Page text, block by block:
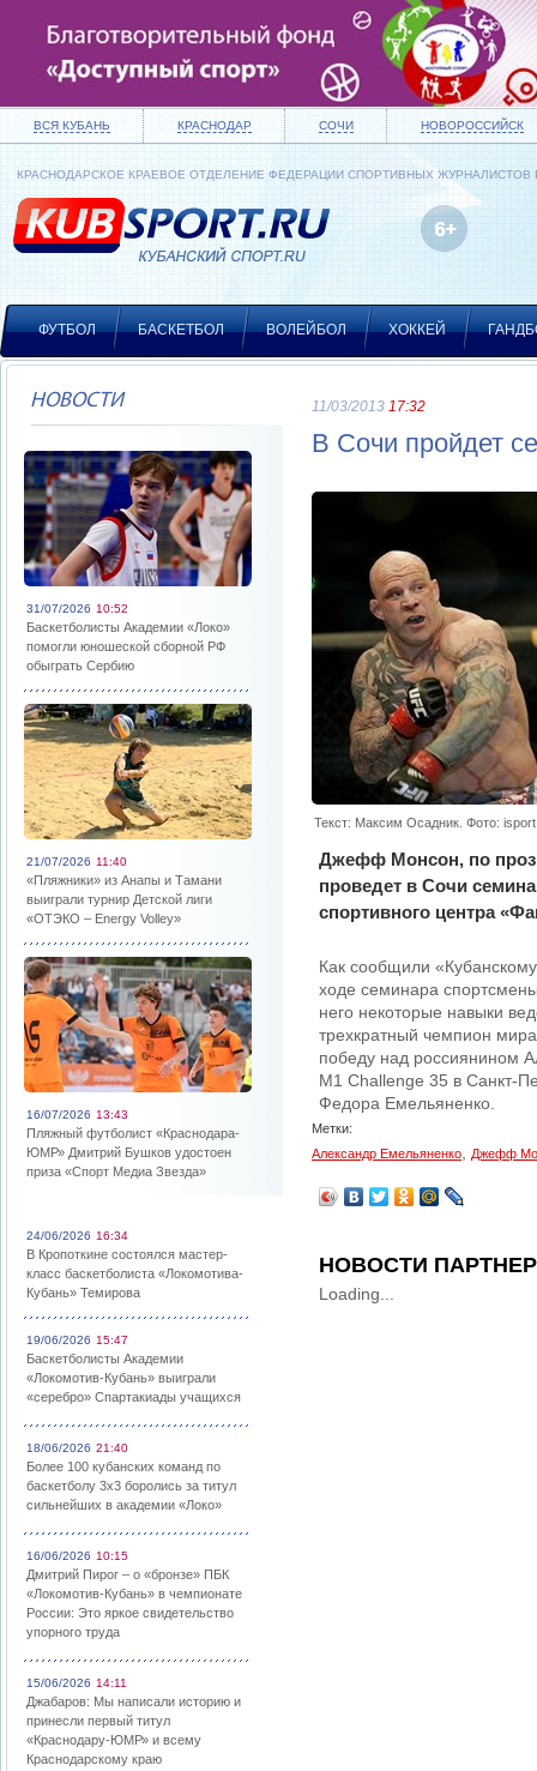
ВСЯ КУБАНЬ КРАСНОДАР СОЧИ НОВОРОССИЙСК
КРАСНОДАРСКОЕ КРАЕВОЕ ОТДЕЛЕНИЕ ФЕДЕРАЦИИ СПОРТИВНЫХ ЖУРНАЛИСТОВ
ФУТБОЛ БАСКЕТБОЛ ВОЛЕЙБОЛ ХОККЕЙ
НОВОСТИ
31/07/2026 10:52
Баскетболисты Академии «Локо»
помогли юношеской сборной РФ
обыграть Сербию
21/07/2026 11:40
«Пляжники» из Анапы и Тамани
выиграли турнир Детской лиги
«ОТЭКО – Energy Volley»
16/07/2026 13:43
Пляжный футболист «Краснодара-
ЮМР» Дмитрий Бушков удостоен
приза «Спорт Медиа Звезда»
24/06/2026 16:34
В Кропоткине состоялся мастер-
класс баскетболиста «Локомотива-
Кубань» Темирова
19/06/2026 15:47
Баскетболисты Академии
«Локомотив-Кубань» выиграли
«серебро» Спартакиады учащихся
18/06/2026 21:40
Более 100 кубанских команд по
баскетболу 3х3 боролись за титул
сильнейших в академии «Локо»
16/06/2026 10:15
Дмитрий Пирог – о «бронзе» ПБК
«Локомотив-Кубань» в чемпионате
России: Это яркое свидетельство
упорного труда
15/06/2026 14:11
Джабаров: Мы написали историю и
принесли первый титул
«Краснодару-ЮМР» и всему
Краснодарскому краю
11/03/2013 17:32
В Сочи пройдет
Текст: Максим Осадник. Фото:
Джефф Монсон, по
проведет в Сочи
спортивного центра
Как сообщили
ходе семинара
него некоторые навыки
трехкратный чемпион
победу над россиянином
M1 Challenge 35 в Санкт-
Федора Емельяненко.
Метки:
Александр Емельяненко
Джефф
НОВОСТИ
Loading...